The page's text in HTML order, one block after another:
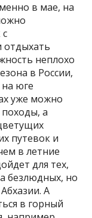
в мае, на
отдыхать
неплохо
в России,
юге
уже можно
а
путевок и
в летние
для тех,
безлюдных, но
А
в горный